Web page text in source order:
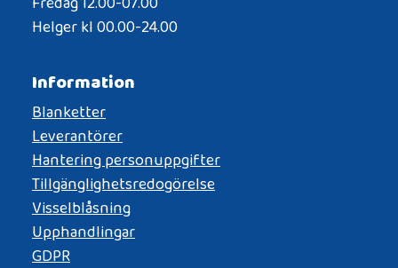
Helger kl 00.00-24.00
Information
Blanketter
Leverantörer
Hantering personuppgifter
Tillgänglighetsredogörelse
Visselblåsning
Upphandlingar
GDPR